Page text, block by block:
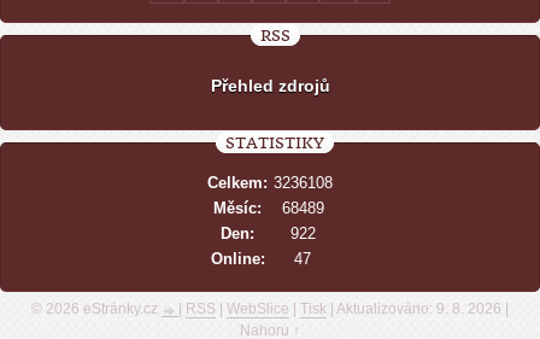
RSS
Přehled zdrojů
STATISTIKY
Online: 47
Celkem: 3236108
Měsíc:
68489
Den:
922
© 2026 eStránky.cz RSS WebSlice Tisk Aktualizováno: 9. 8. 2026
Nahoru ↑